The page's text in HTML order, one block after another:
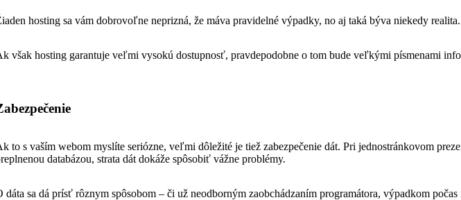
hosting sa vám dobrovoľne neprizná, že máva pravidelné výpadky, no aj taká býva niekedy realita.
však hosting garantuje veľmi vysokú dostupnosť, pravdepodobne o tom bude veľkými písmenami
to s vaším webom myslíte seriózne, veľmi dôležité je tiež zabezpečenie dát. Pri jednostránkovom
databázou, strata dát dokáže spôsobiť vážne problémy.
dáta sa dá prísť rôznym spôsobom – či už neodborným zaobchádzaním programátora, výpadkom